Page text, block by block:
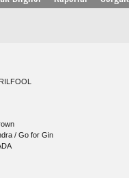
/ Go for Gin